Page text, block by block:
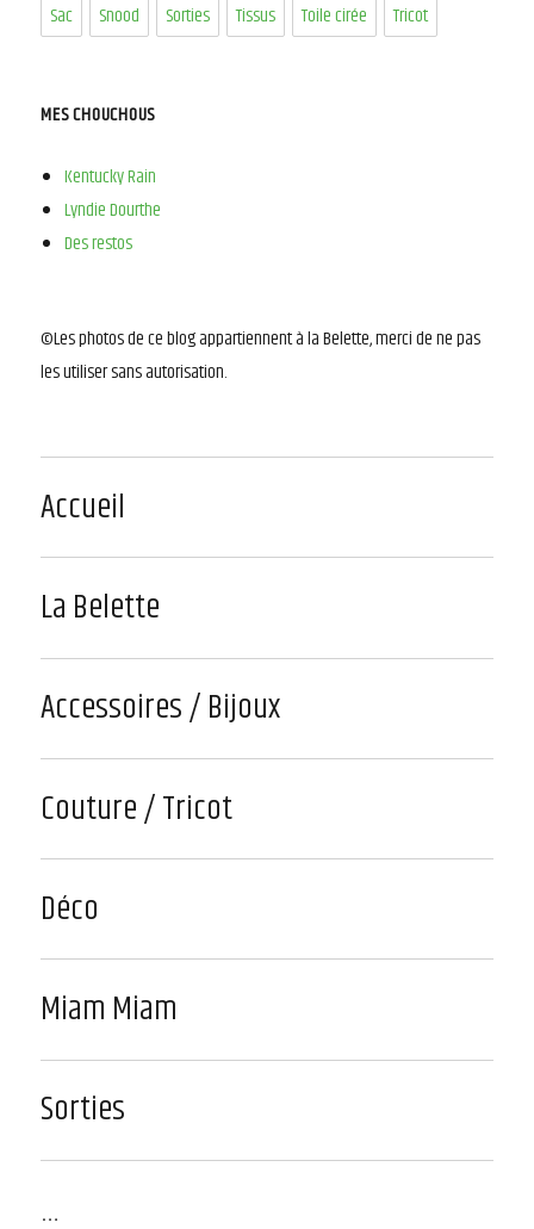
Sac
Snood Sorties Tissus Toile cirée Tricot
MES CHOUCHOUS
Kentucky Rain
Lyndie Dourthe
Des restos
©Les photos de ce blog appartiennent à la Belette, merci de ne pas
les utiliser sans autorisation.
Accueil
La Belette
Accessoires / Bijoux
Couture / Tricot
Déco
Miam Miam
Sorties
…